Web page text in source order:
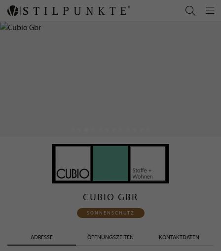
CUBIO GBR
SONNENSCHUTZ
ADRESSE ÖFFNUNGSZEITEN KONTAKTDATEN